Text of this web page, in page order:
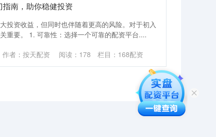
南，助你稳健投资
投资收益，但同时也伴随着更高的风险。对于初入
重要。 1. 可靠性：选择一个可靠的配资平台....
作者：按天配资 阅读： 178 栏目： 168配资